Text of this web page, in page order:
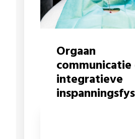
Orgaan
communicatie
integratieve